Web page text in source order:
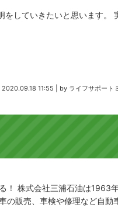
をしていきたいと思います。
2020.09.18 11:55 by ライフサポート
！ 株式会社三浦石油は1963
の販売、車検や修理など自動